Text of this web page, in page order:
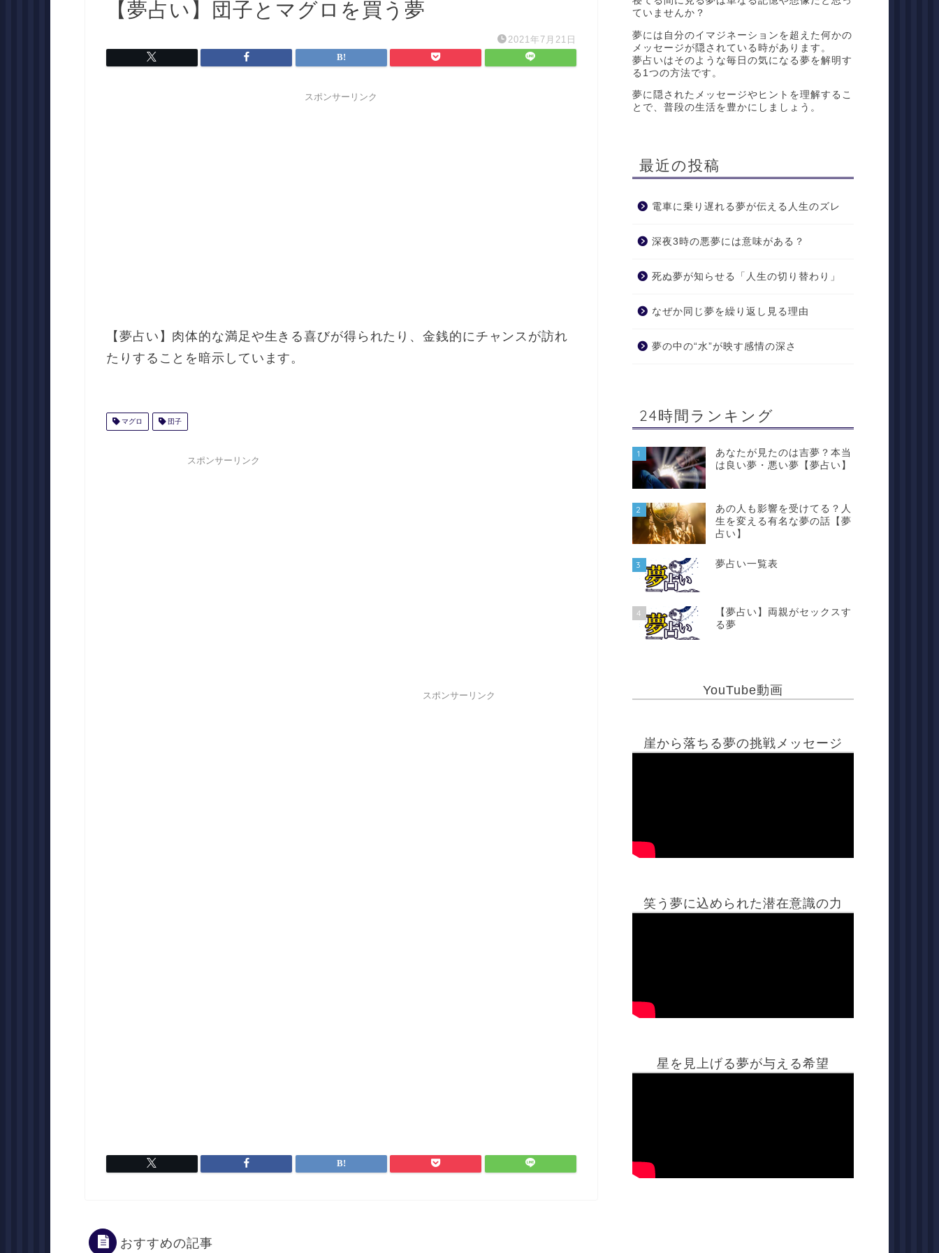
【夢占い】団子とマグロを買う夢
2021年7月21日
スポンサーリンク
【夢占い】肉体的な満足や生きる喜びが得られたり、金銭的にチャンスが訪れ
たりすることを暗示しています。
マグロ 団子
スポンサーリンク
スポンサーリンク
おすすめの記事
ていませんか？
夢には自分のイマジネーションを超えた何かの
メッセージが隠されている時があります。
夢占いはそのような毎日の気になる夢を解明す
る1つの方法です。
夢に隠されたメッセージやヒントを理解するこ
とで、普段の生活を豊かにしましょう。
最近の投稿
電車に乗り遅れる夢が伝える人生のズレ
深夜3時の悪夢には意味がある？
死ぬ夢が知らせる「人生の切り替わり」
なぜか同じ夢を繰り返し見る理由
夢の中の“水”が映す感情の深さ
24時間ランキング
1
あなたが見たのは吉夢？本当
は良い夢・悪い夢【夢占い】
2
あの人も影響を受けてる？人
生を変える有名な夢の話【夢
占い】
3 夢占い一覧表
4
【夢占い】両親がセックスす
る夢
YouTube動画
崖から落ちる夢の挑戦メッセージ
笑う夢に込められた潜在意識の力
星を見上げる夢が与える希望